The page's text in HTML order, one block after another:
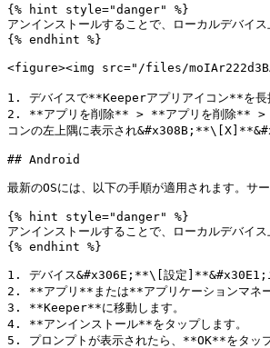
{% hint style="danger" %}
アンインストールすることで、ローカルデバイ
{% endhint %}
<figure><img src="/files/
1. デバイスで**Keeperアプリアイコン**を長
2. **アプリを削除** > **アプリを削除** >
コンの左上隅に表示され
## Android
最新のOSには、以下の手順が適用されます。サ
{% hint style="danger" %}
アンインストールすることで、ローカルデバイ
{% endhint %}
1. デバイス&#x306E;**\[設定]**&#x30E1;ニ
2. **アプリ**または**アプリケーションマネ
3. **Keeper**に移動します。
4. **アンインストール**をタップします。
5. プロンプトが表示されたら、**OK**をタップ